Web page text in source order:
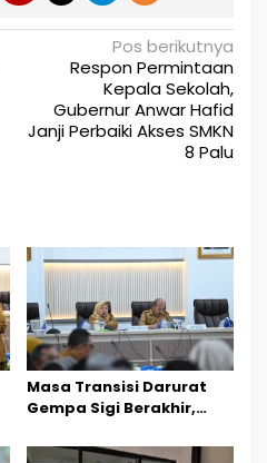
Pos berikutnya
Respon Permintaan
Kepala Sekolah,
Gubernur Anwar Hafid
Janji Perbaiki Akses SMKN
8 Palu
Masa Transisi Darurat
Gempa Sigi Berakhir,
Percepatan Pemulihan